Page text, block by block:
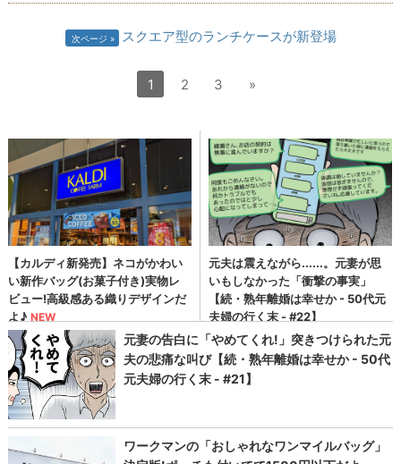
次ページ スクエア型のランチケースが新登場
1 2 3 »